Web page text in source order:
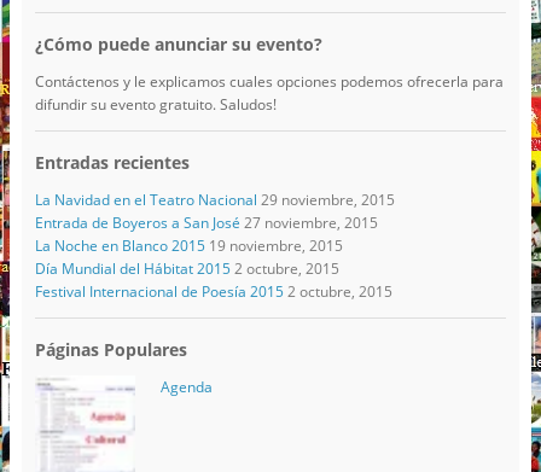
¿Cómo puede anunciar su evento?
Contáctenos y le explicamos cuales opciones podemos ofrecerla para
difundir su evento gratuito. Saludos!
Entradas recientes
La Navidad en el Teatro Nacional 29 noviembre, 2015
Entrada de Boyeros a San José 27 noviembre, 2015
La Noche en Blanco 2015 19 noviembre, 2015
Día Mundial del Hábitat 2015 2 octubre, 2015
Festival Internacional de Poesía 2015 2 octubre, 2015
Páginas Populares
Agenda